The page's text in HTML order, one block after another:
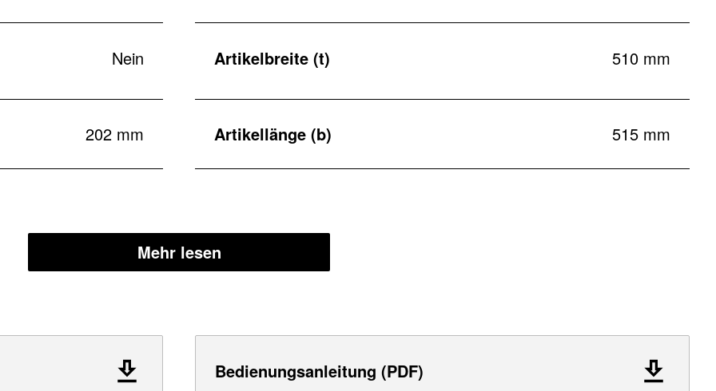
Nein Artikelbreite (t) 510 mm
202 mm Artikellänge (b) 515 mm
Mehr lesen
Bedienungsanleitung (PDF)